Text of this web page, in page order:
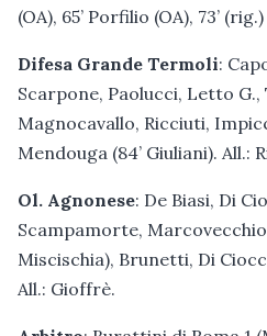
(OA), 65’ Porfilio (OA), 73’
Difesa Grande Termoli:
Scarpone, Paolucci, Letto G.,
Magnocavallo, Ricciuti,
Mendouga (84’ Giuliani). All.:
Ol. Agnonese: De Biasi, Di
Scampamorte, Marcovecchio,
Miscischia), Brunetti, Di
All.: Gioffrè.